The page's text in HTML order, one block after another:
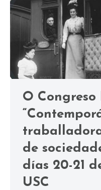
O
de
días 20-21
USC